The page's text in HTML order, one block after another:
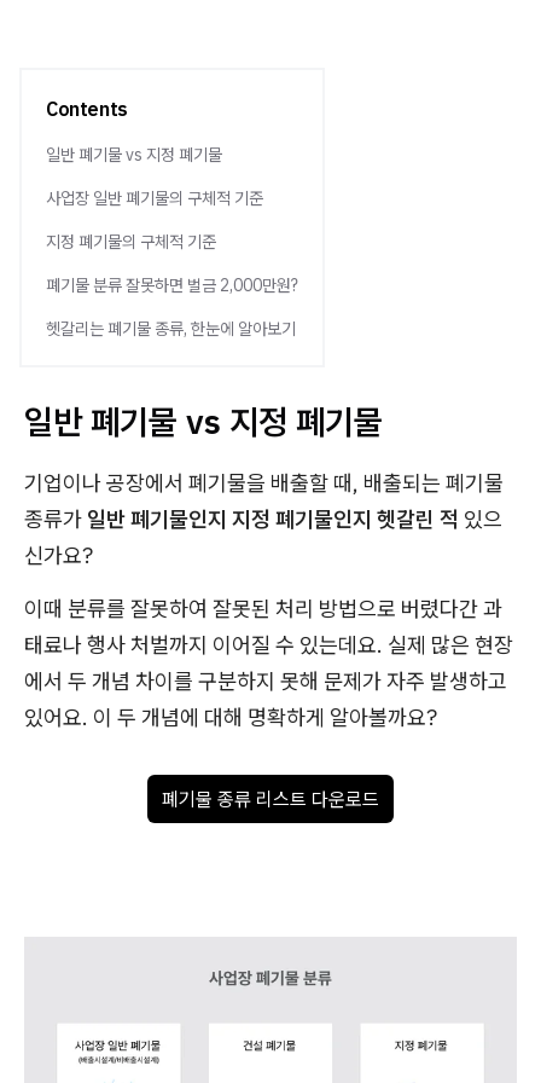
Contents
일반 폐기물 vs 지정 폐기물
사업장 일반 폐기물의 구체적 기준
지정 폐기물의 구체적 기준
폐기물 분류 잘못하면 벌금 2,000만원?
헷갈리는 폐기물 종류, 한눈에 알아보기
일반 폐기물 vs 지정 폐기물
기업이나 공장에서 폐기물을 배출할 때, 배출되는 폐기물
종류가 일반 폐기물인지 지정 폐기물인지 헷갈린 적 있으
신가요?
이때 분류를 잘못하여 잘못된 처리 방법으로 버렸다간 과
태료나 행사 처벌까지 이어질 수 있는데요. 실제 많은 현장
에서 두 개념 차이를 구분하지 못해 문제가 자주 발생하고
있어요. 이 두 개념에 대해 명확하게 알아볼까요?
폐기물 종류 리스트 다운로드